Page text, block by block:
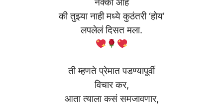
की तुझ्या नाही मध्ये कुठंतरी ‘होय’
लपलेलं दिसत मला.
ती म्हणते प्रेमात पडण्यापूर्वी
विचार कर,
आता त्याला कसं समजावणार,